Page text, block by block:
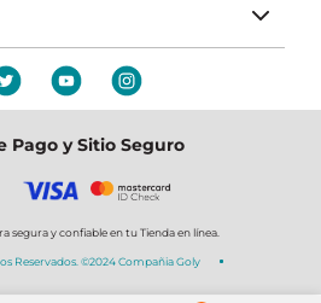
Pago y Sitio Seguro
segura y confiable en tu Tienda en línea.
Reservados. ©2024 Compañia Goly